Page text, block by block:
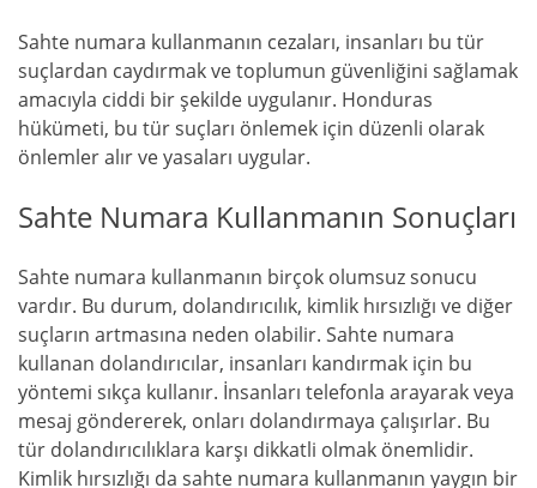
Sahte numara kullanmanın cezaları, insanları bu tür
suçlardan caydırmak ve toplumun güvenliğini sağlamak
amacıyla ciddi bir şekilde uygulanır. Honduras
hükümeti, bu tür suçları önlemek için düzenli olarak
önlemler alır ve yasaları uygular.
Sahte Numara Kullanmanın Sonuçları
Sahte numara kullanmanın birçok olumsuz sonucu
vardır. Bu durum, dolandırıcılık, kimlik hırsızlığı ve diğer
suçların artmasına neden olabilir. Sahte numara
kullanan dolandırıcılar, insanları kandırmak için bu
yöntemi sıkça kullanır. İnsanları telefonla arayarak veya
mesaj göndererek, onları dolandırmaya çalışırlar. Bu
tür dolandırıcılıklara karşı dikkatli olmak önemlidir.
Kimlik hırsızlığı da sahte numara kullanmanın yaygın bir